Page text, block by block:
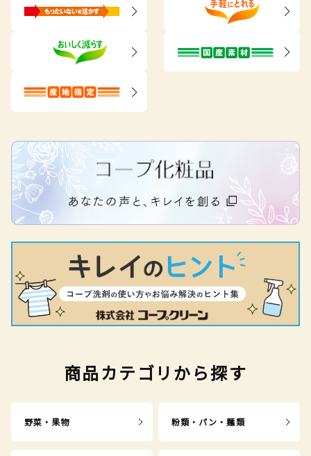
商品カテゴリから探す
野菜・果物 粉類・パン・麺類